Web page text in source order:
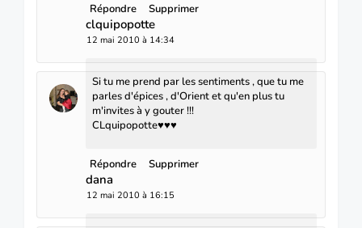
Répondre Supprimer
clquipopotte
12 mai 2010 à 14:34
Si tu me prend par les sentiments , que tu me
parles d'épices , d'Orient et qu'en plus tu
m'invites à y gouter !!!
CLquipopotte♥♥♥
Répondre Supprimer
dana
12 mai 2010 à 16:15